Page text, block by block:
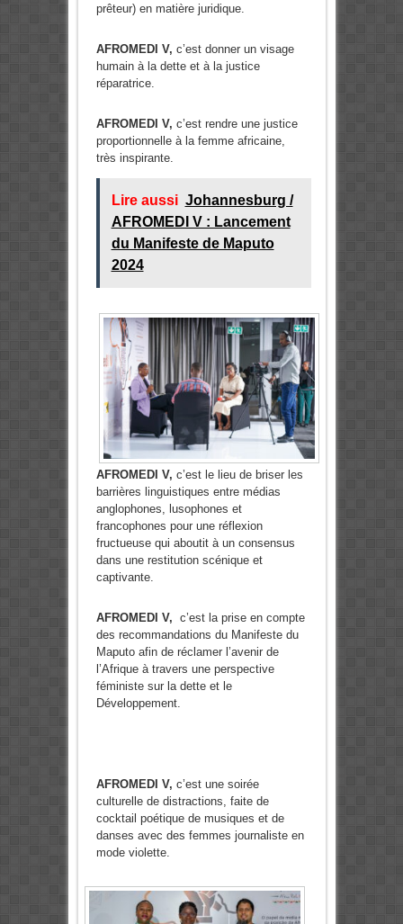
prêteur) en matière juridique.
AFROMEDI V, c’est donner un visage
humain à la dette et à la justice
réparatrice.
AFROMEDI V, c’est rendre une justice
proportionnelle à la femme africaine,
très inspirante.
Lire aussi Johannesburg /
AFROMEDI V : Lancement
du Manifeste de Maputo
2024
AFROMEDI V, c’est le lieu de briser les
barrières linguistiques entre médias
anglophones, lusophones et
francophones pour une réflexion
fructueuse qui aboutit à un consensus
dans une restitution scénique et
captivante.
AFROMEDI V, c’est la prise en compte
des recommandations du Manifeste du
Maputo afin de réclamer l’avenir de
l’Afrique à travers une perspective
féministe sur la dette et le
Développement.
AFROMEDI V, c’est une soirée
culturelle de distractions, faite de
cocktail poétique de musiques et de
danses avec des femmes journaliste en
mode violette.